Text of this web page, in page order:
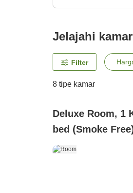
Jelajahi
Filter
8 tipe kamar
Deluxe Room, 1
bed (Smoke